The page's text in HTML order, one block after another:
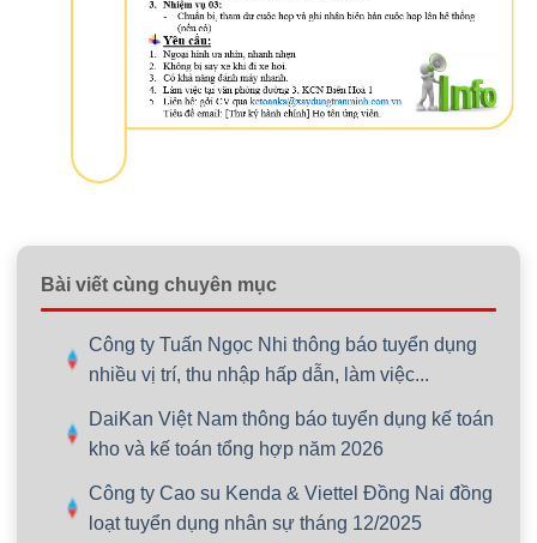
Bài viết cùng chuyên mục
Công ty Tuấn Ngọc Nhi thông báo tuyển dụng
nhiều vị trí, thu nhập hấp dẫn, làm việc...
DaiKan Việt Nam thông báo tuyển dụng kế toán
kho và kế toán tổng hợp năm 2026
Công ty Cao su Kenda & Viettel Đồng Nai đồng
loạt tuyển dụng nhân sự tháng 12/2025